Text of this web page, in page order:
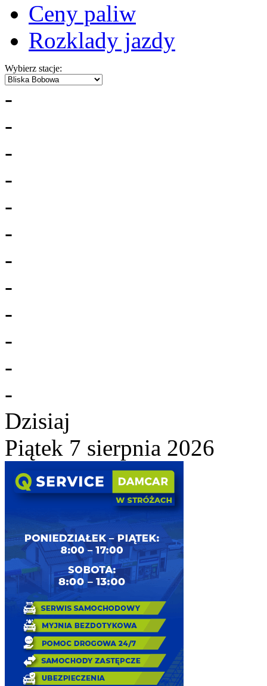
Ceny paliw
Rozklady jazdy
Wybierz stacje:
-
-
-
-
-
-
-
-
-
-
-
-
Dzisiaj
Piątek 7 sierpnia 2026